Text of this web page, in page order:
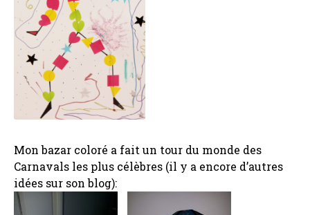
Mon bazar coloré a fait un tour du monde des
Carnavals les plus célèbres (il y a encore d’autres
idées sur son blog):